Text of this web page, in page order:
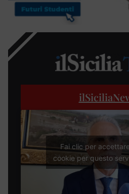
Fai clic per
cookie per questo